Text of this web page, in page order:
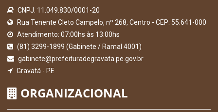
CNPJ: 11.049.830/0001-20
Rua Tenente Cleto Campelo, nº 268, Centro - CEP: 55.641-000
Atendimento: 07:00hs às 13:00hs
(81) 3299-1899 (Gabinete / Ramal 4001)
gabinete@prefeituradegravata.pe.gov.br
Gravatá - PE
ORGANIZACIONAL